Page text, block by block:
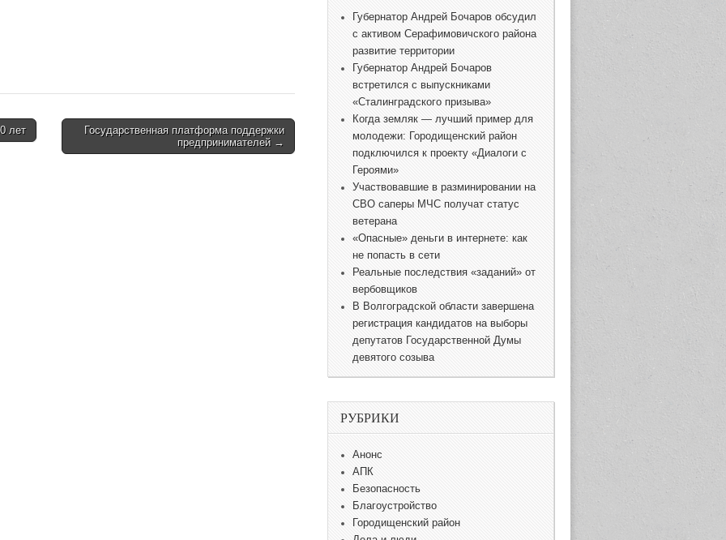
лет
Государственная платформа поддержки
предпринимателей →
Губернатор Андрей Бочаров обсудил
с активом Серафимовичского района
развитие территории
Губернатор Андрей Бочаров
встретился с выпускниками
«Сталинградского призыва»
Когда земляк — лучший пример для
молодежи: Городищенский район
подключился к проекту «Диалоги с
Героями»
Участвовавшие в разминировании на
СВО саперы МЧС получат статус
ветерана
«Опасные» деньги в интернете: как
не попасть в сети
Реальные последствия «заданий» от
вербовщиков
В Волгоградской области завершена
регистрация кандидатов на выборы
депутатов Государственной Думы
девятого созыва
РУБРИКИ
Анонс
АПК
Безопасность
Благоустройство
Городищенский район